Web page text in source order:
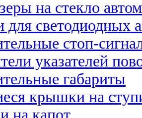
на стекло
светодиодных
стоп-
указателей
габариты
крышки на